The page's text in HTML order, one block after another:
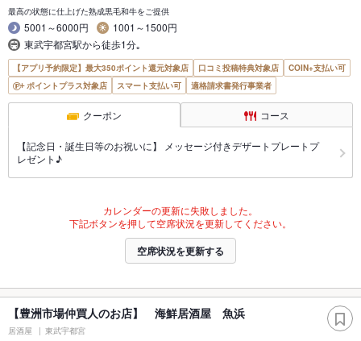
最高の状態に仕上げた熟成黒毛和牛をご提供
5001～6000円
1001～1500円
東武宇都宮駅から徒歩1分｡
【アプリ予約限定】最大350ポイント還元対象店 口コミ投稿特典対象店
COIN+支払い可
ポイントプラス対象店
スマート支払い可 適格請求書発行事業者
クーポン コース
【記念日・誕生日等のお祝いに】 メッセージ付きデザートプレートプ
レゼント♪
カレンダーの更新に失敗しました。
下記ボタンを押して空席状況を更新してください。
空席状況を更新する
【豊洲市場仲買人のお店】 海鮮居酒屋 魚浜
居酒屋 東武宇都宮